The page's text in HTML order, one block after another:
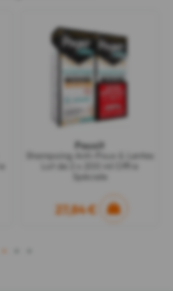
Pouxit
Shampoing Anti-Poux & Lentes
Spéciale
27,84 €
1